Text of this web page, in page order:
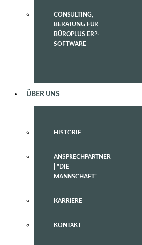
CONSULTING,
BERATUNG FÜR
BÜROPLUS ERP-
SOFTWARE
ÜBER UNS
HISTORIE
ANSPRECHPARTNER
| "DIE
MANNSCHAFT"
KARRIERE
KONTAKT